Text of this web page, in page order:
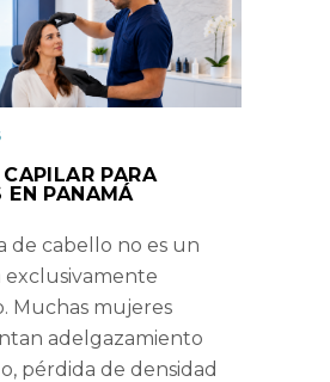
PARA
EN PANAMÁ
de cabello no es un
Muchas mujeres
adelgazamiento
pérdida de densidad